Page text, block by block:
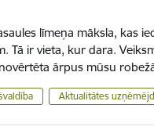
līmeņa māksla, kas
Tā ir vieta, kur dara.
ārpus mūsu
Aktualitātes